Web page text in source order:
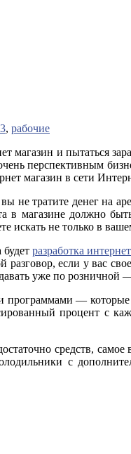
3, рабочие
магазин и пытаться
перспективным
магазин в сети
не тратите денег на
магазине должно
искать не только в
будетразработка
если у вас
уже по розничной
программами —
процент с
средств,
с